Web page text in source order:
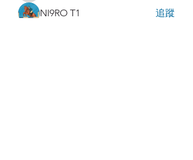
NI9RO T1
追蹤